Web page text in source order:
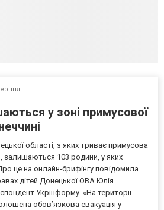
у зоні примусової
області, з яких триває примусова
залишаються 103 родини, у яких
це на онлайн-брифінгу повідомила
дітей Донецької ОВА Юлія
Укрінформу. «На території
обов’язкова евакуація у